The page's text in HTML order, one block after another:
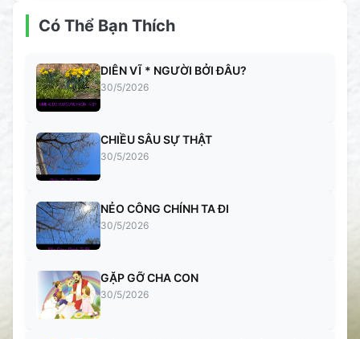
Có Thể Bạn Thích
DIÊN VĨ * NGƯỜI BỞI ĐÂU?
30/5/2026
CHIỀU SÂU SỰ THẬT
30/5/2026
NẺO CÔNG CHÍNH TA ĐI
30/5/2026
GẶP GỠ CHA CON
30/5/2026